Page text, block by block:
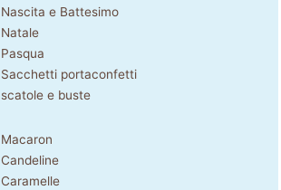
Nascita e Battesimo
Natale
Pasqua
Sacchetti portaconfetti
scatole e buste
Macaron
Candeline
Caramelle